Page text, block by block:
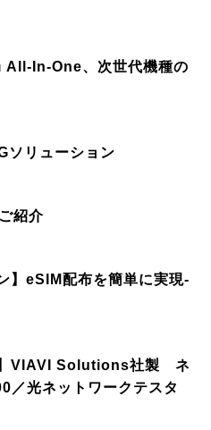
All-In-One、次世代機種の
ソリューション
紹介
】eSIM配布を簡単に実現-
】VIAVI Solutions社製 ネ
／光ネットワークテスタ